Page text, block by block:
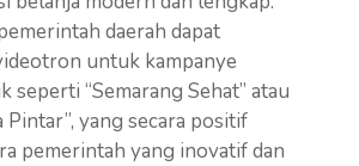
daerah dapat
untuk kampanye
seperti “Semarang Sehat” atau
Pintar”, yang secara positif
pemerintah yang inovatif dan